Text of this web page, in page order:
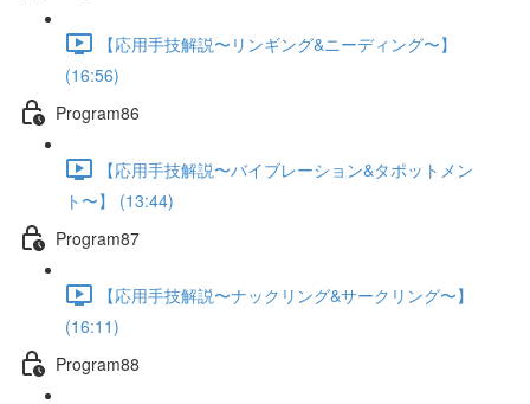
【応用手技解説〜リンギング&ニーディング〜】
(16:56)
Program86
【応用手技解説〜バイブレーション&タポットメン
ト〜】 (13:44)
Program87
【応用手技解説〜ナックリング&サークリング〜】
(16:11)
Program88